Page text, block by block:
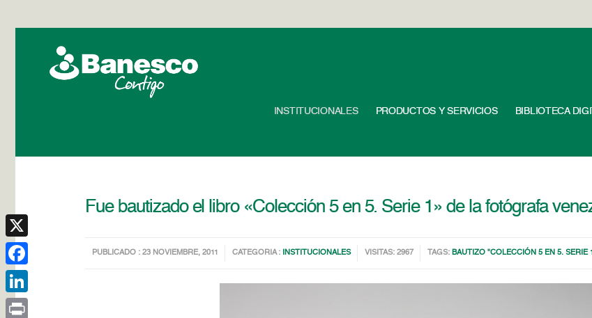
INSTITUCIONALES PRODUCTOS Y SERVICIOS BIBLIOTECA
Fue bautizado el libro «Colección 5 en 5. Serie 1» de la fotógrafa
PUBLICADO : 23 NOVIEMBRE, 2011 CATEGORIA : INSTITUCIONALES VISITAS: 2967 TAGS: BAUTIZO "COLECCIÓN 5 EN 5. SERIE
X
Facebook
LinkedIn